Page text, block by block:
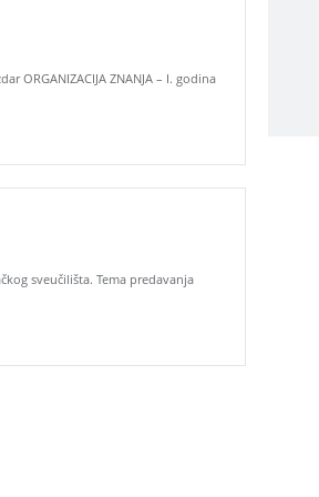
ZNANJA – I. godina
sveučilišta. Tema predavanja